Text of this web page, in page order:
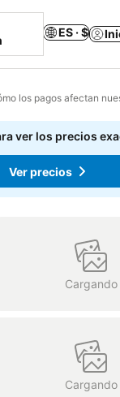
ES · $
los pagos afectan
ver los precios
Ver precios
Cargando
Cargando